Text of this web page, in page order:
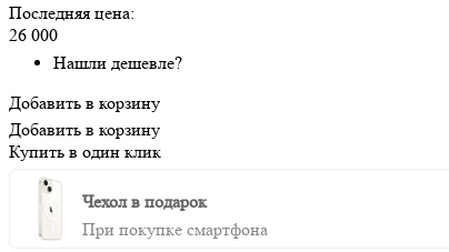
Последняя цена:
26 000
Нашли дешевле?
Добавить в корзину
Добавить в корзину
Купить в один клик
Чехол в подарок
При покупке смартфона